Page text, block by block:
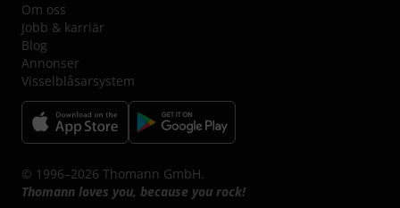
Om oss
Jobb & karriär
Blog
Annonser
Visselblåsarsystem
© 1996–2026 Thomann GmbH.
Thomann loves you, because you rock!